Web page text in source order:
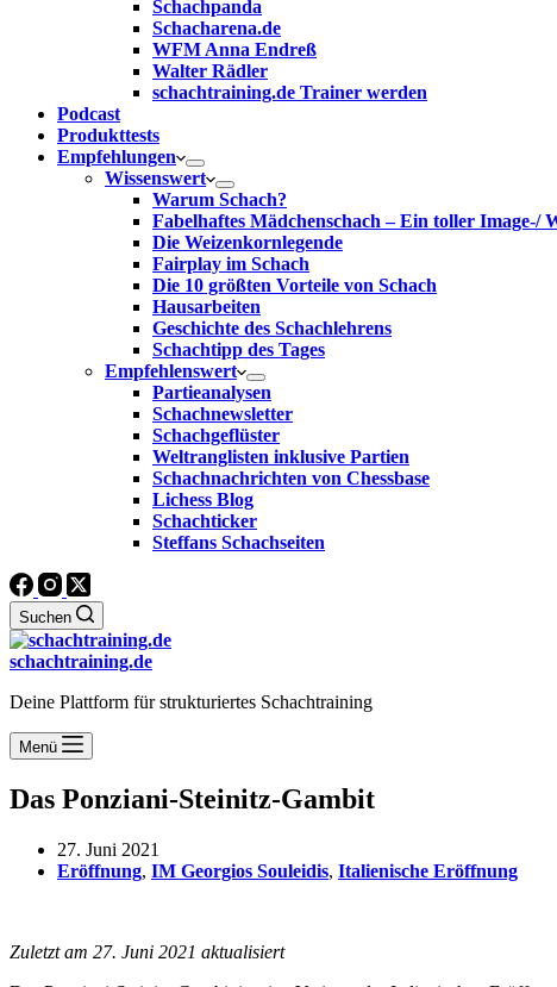
Schachpanda
Schacharena.de
WFM Anna Endreß
Walter Rädler
schachtraining.de Trainer werden
Podcast
Produkttests
Empfehlungen
Wissenswert
Warum Schach?
Fabelhaftes Mädchenschach – Ein toller Image-/
Die Weizenkornlegende
Fairplay im Schach
Die 10 größten Vorteile von Schach‎
Hausarbeiten
Geschichte des Schachlehrens
Schachtipp des Tages
Empfehlenswert
Partieanalysen
Schachnewsletter
Schachgeflüster
Weltranglisten inklusive Partien
Schachnachrichten von Chessbase
Lichess Blog
Schachticker
Steffans Schachseiten
Suchen
schachtraining.de
Deine Plattform für strukturiertes Schachtraining
Menü
Das Ponziani-Steinitz-Gambit
27. Juni 2021
Eröffnung, IM Georgios Souleidis, Italienische Eröffnung
Zuletzt am 27. Juni 2021 aktualisiert